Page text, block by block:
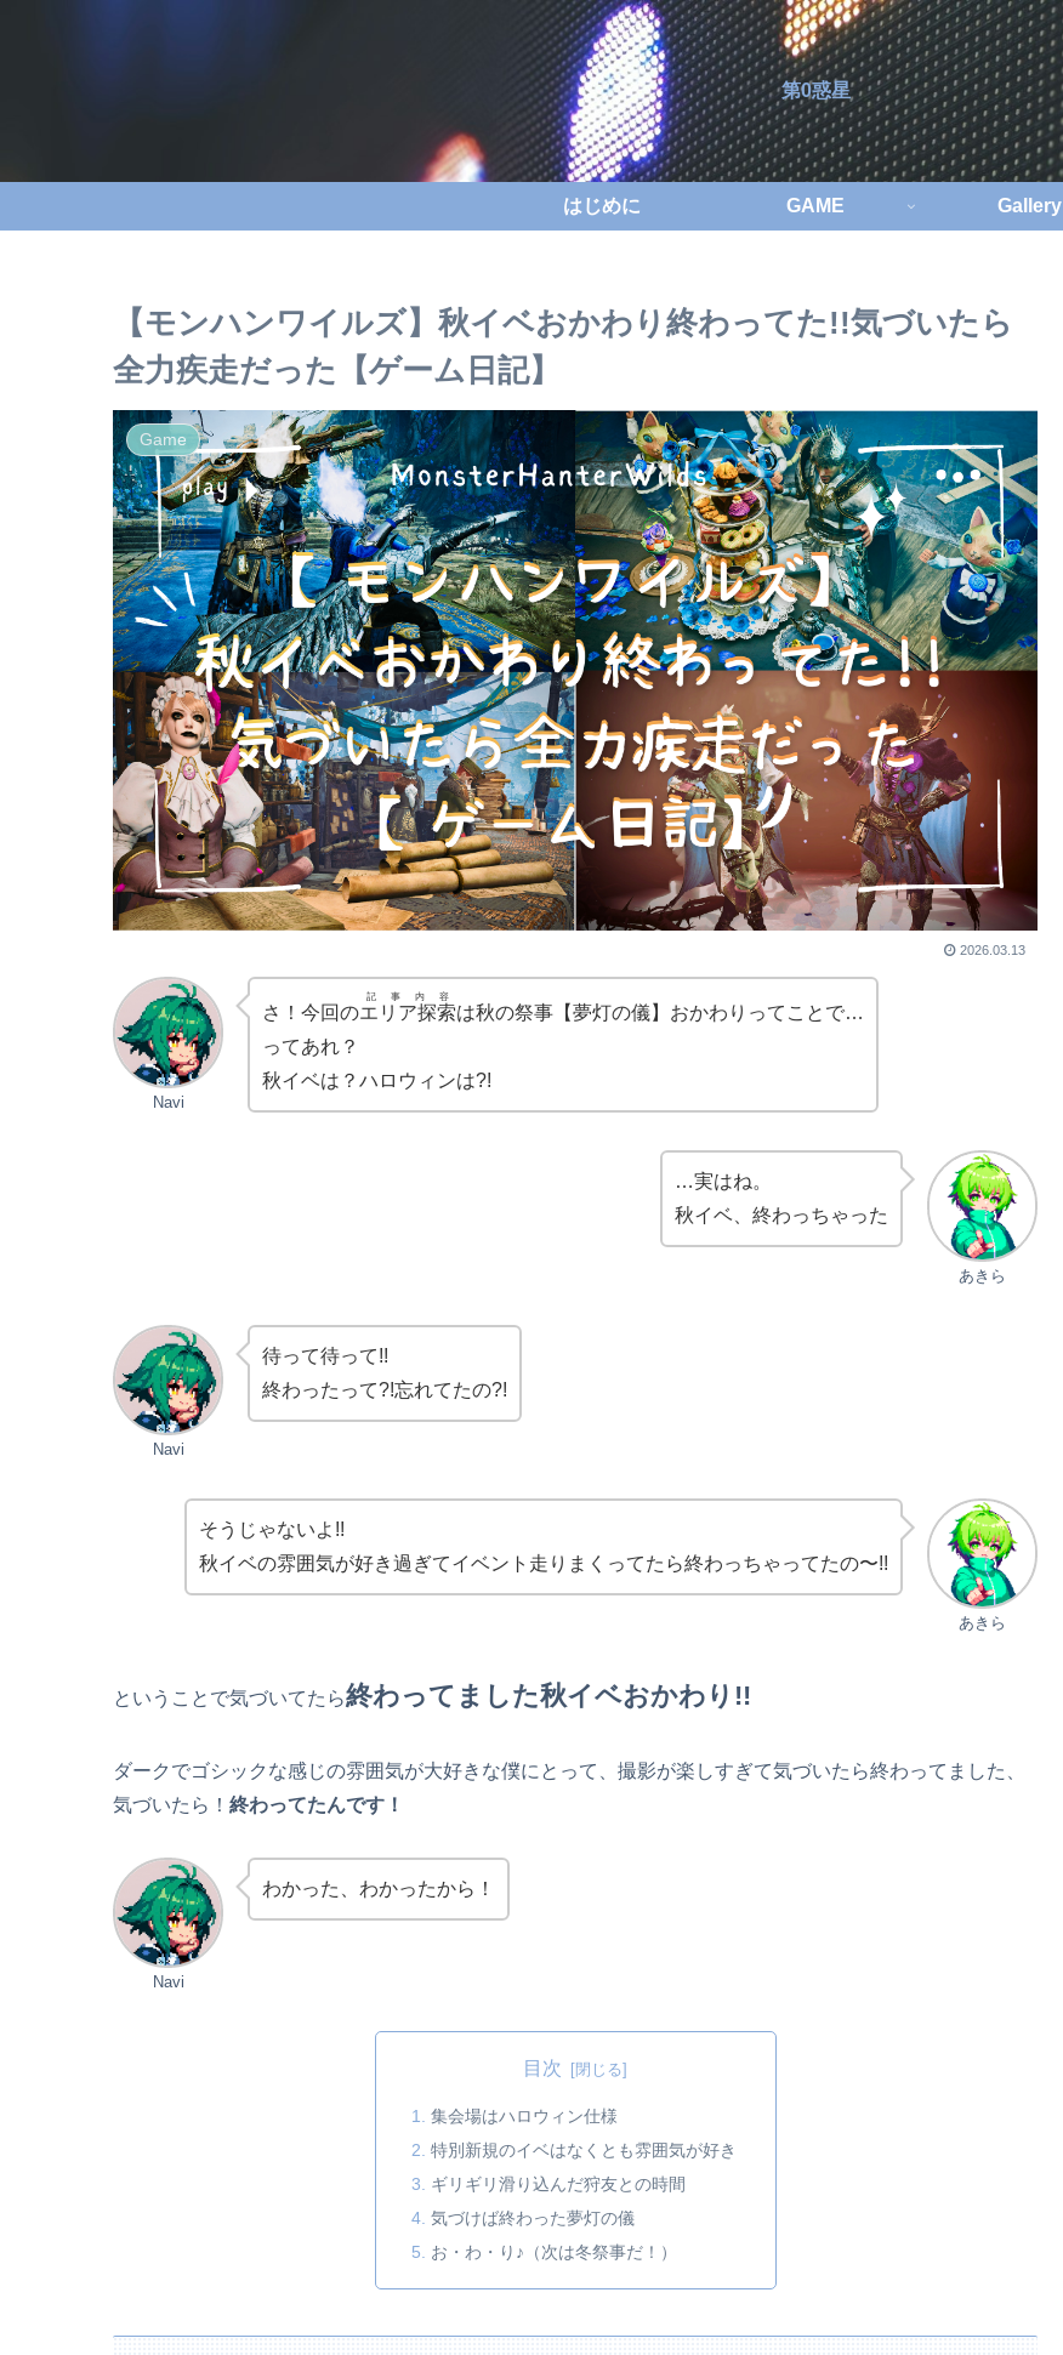
第0惑星
はじめに GAME Gallery
【モンハンワイルズ】秋イベおかわり終わってた!!気づいたら
全力疾走だった【ゲーム日記】
Game
2026.03.13
Navi
さ！今回のエリア探索
記事内容
は秋の祭事【夢灯の儀】おかわりってことで…
ってあれ？
秋イベは？ハロウィンは?!
あきら
…実はね。
秋イベ、終わっちゃった
Navi
待って待って!!
終わったって?!忘れてたの?!
あきら
そうじゃないよ!!
秋イベの雰囲気が好き過ぎてイベント走りまくってたら終わっちゃってたの〜!!
ということで気づいてたら終わってました秋イベおかわり!!
ダークでゴシックな感じの雰囲気が大好きな僕にとって、撮影が楽しすぎて気づいたら終わってました、
気づいたら！ 終わってたんです！
Navi
わかった、わかったから！
目次
集会場はハロウィン仕様
特別新規のイベはなくとも雰囲気が好き
ギリギリ滑り込んだ狩友との時間
気づけば終わった夢灯の儀
お・わ・り♪（次は冬祭事だ！）